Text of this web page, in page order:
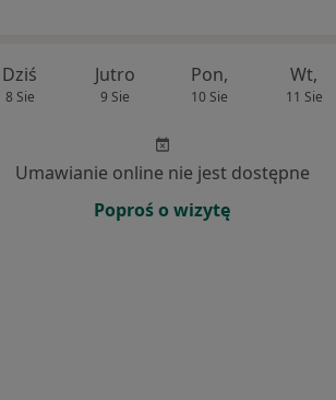
Dziś
8 Sie
Jutro
9 Sie
Pon,
10 Sie
Wt,
11 Sie
Umawianie online nie jest dostępne
Poproś o wizytę